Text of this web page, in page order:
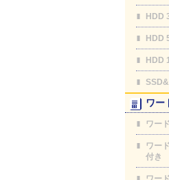
HDD
HDD
HDD
ワー
ワー
ワー
付き